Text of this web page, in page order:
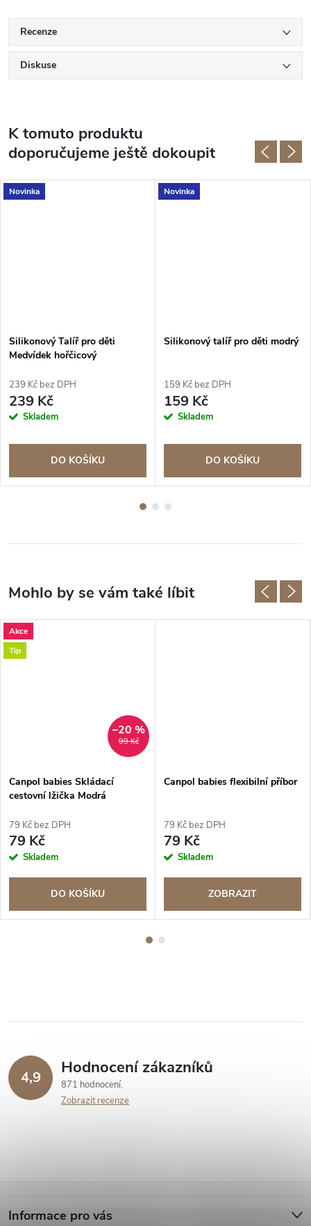
Recenze
Diskuse
K tomuto produktu
doporučujeme ještě dokoupit
Novinka
Silikonový Talíř pro děti
Medvídek hořčicový
239 Kč bez DPH
239 Kč
Skladem
DO KOŠÍKU
Novinka
Silikonový talíř pro děti modrý
159 Kč bez DPH
159 Kč
Skladem
DO KOŠÍKU
Akce
Tip
99 Kč
–20 %
Canpol babies Skládací
cestovní lžička Modrá
79 Kč bez DPH
79 Kč
Skladem
DO KOŠÍKU
Canpol babies flexibilní příbor
79 Kč bez DPH
79 Kč
Skladem
ZOBRAZIT
4,9 Hodnocení zákazníků
871 hodnocení
Zobrazit recenze
Informace pro vás